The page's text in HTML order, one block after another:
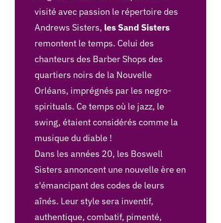
visité avec passion le répertoire des
Andrews Sisters, les Sand Sisters
remontent le temps. Celui des
chanteurs des Barber Shops des
quartiers noirs de la Nouvelle
Orléans, imprégnés par les negro-
spirituals. Ce temps où le jazz, le
swing, étaient considérés comme la
musique du diable !
Dans les années 20, les Boswell
Sisters annoncent une nouvelle ère en
s'émancipant des codes de leurs
aînés. Leur style sera inventif,
authentique, combatif, pimenté,